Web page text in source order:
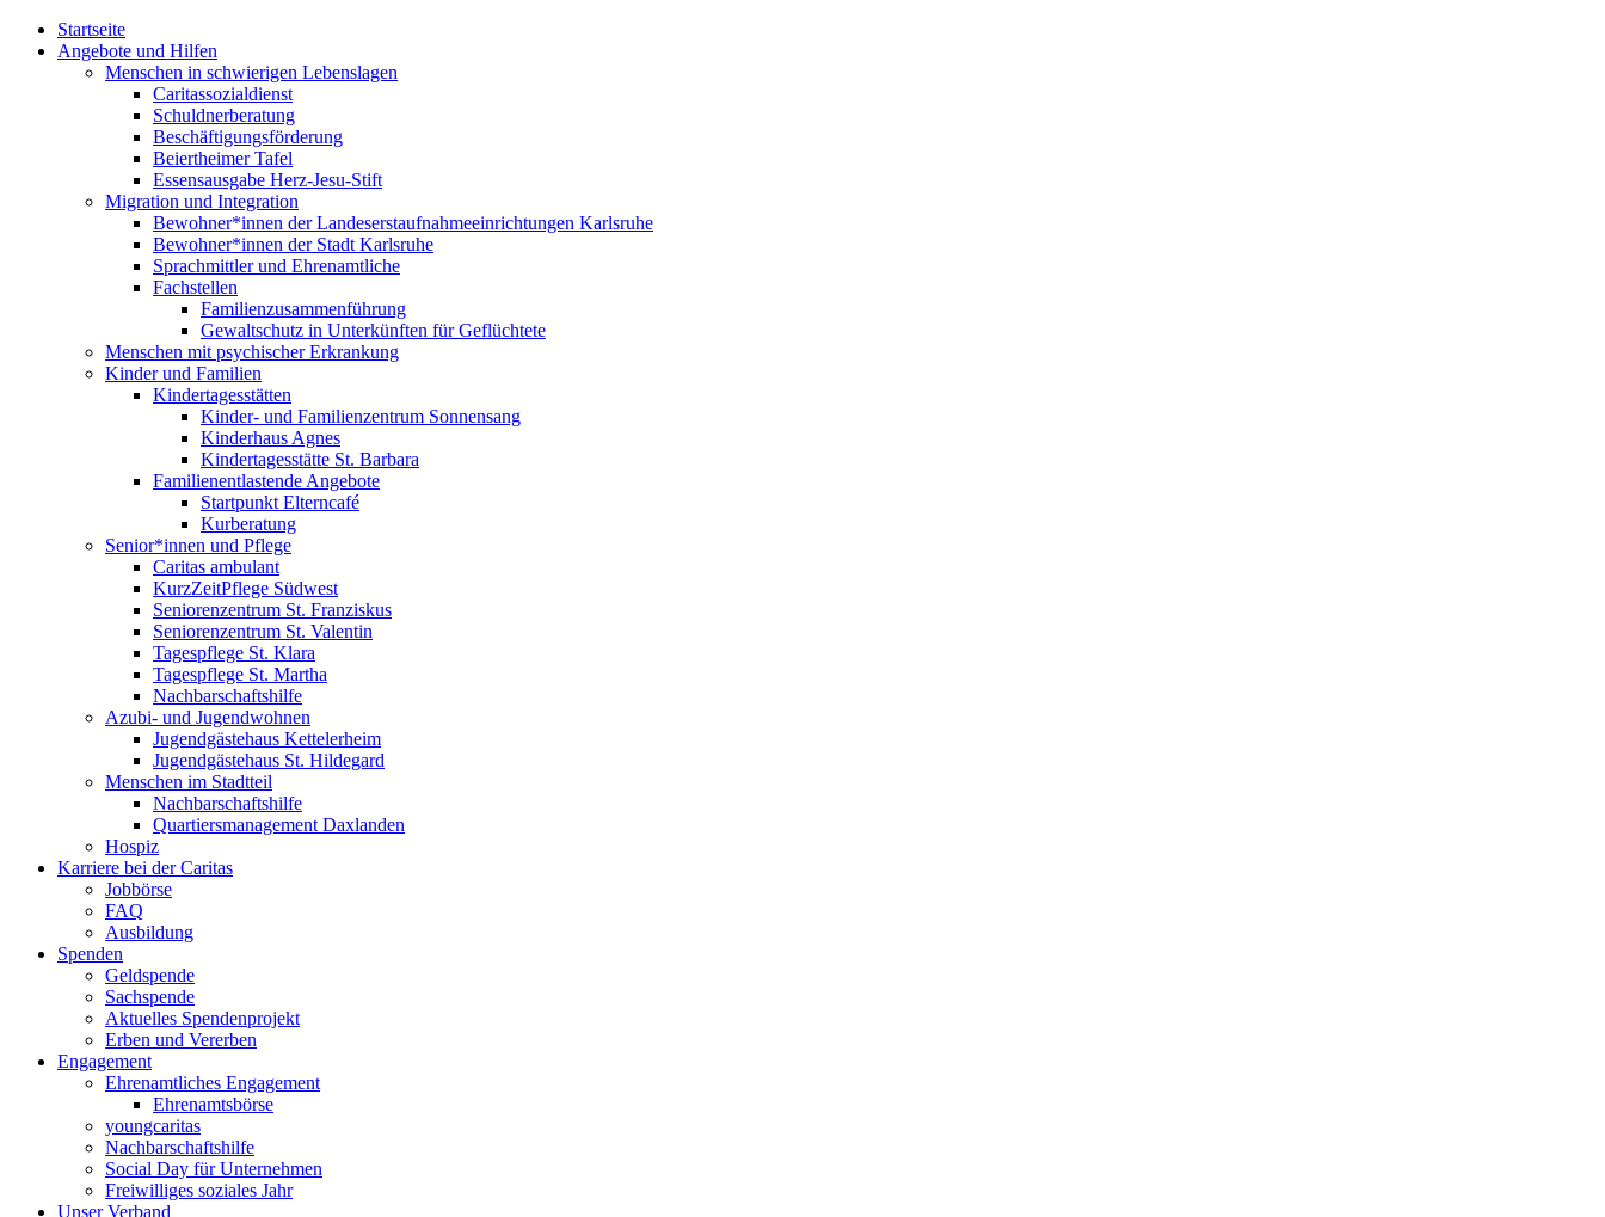
Startseite
Angebote und Hilfen
Menschen in schwierigen Lebenslagen
Caritassozialdienst
Schuldnerberatung
Beschäftigungsförderung
Beiertheimer Tafel
Essensausgabe Herz-Jesu-Stift
Migration und Integration
Bewohner*innen der Landeserstaufnahmeeinrichtungen Karlsruhe
Bewohner*innen der Stadt Karlsruhe
Sprachmittler und Ehrenamtliche
Fachstellen
Familienzusammenführung
Gewaltschutz in Unterkünften für Geflüchtete
Menschen mit psychischer Erkrankung
Kinder und Familien
Kindertagesstätten
Kinder- und Familienzentrum Sonnensang
Kinderhaus Agnes
Kindertagesstätte St. Barbara
Familienentlastende Angebote
Startpunkt Elterncafé
Kurberatung
Senior*innen und Pflege
Caritas ambulant
KurzZeitPflege Südwest
Seniorenzentrum St. Franziskus
Seniorenzentrum St. Valentin
Tagespflege St. Klara
Tagespflege St. Martha
Nachbarschaftshilfe
Azubi- und Jugendwohnen
Jugendgästehaus Kettelerheim
Jugendgästehaus St. Hildegard
Menschen im Stadtteil
Nachbarschaftshilfe
Quartiersmanagement Daxlanden
Hospiz
Karriere bei der Caritas
Jobbörse
FAQ
Ausbildung
Spenden
Geldspende
Sachspende
Aktuelles Spendenprojekt
Erben und Vererben
Engagement
Ehrenamtliches Engagement
Ehrenamtsbörse
youngcaritas
Nachbarschaftshilfe
Social Day für Unternehmen
Freiwilliges soziales Jahr
Unser Verband